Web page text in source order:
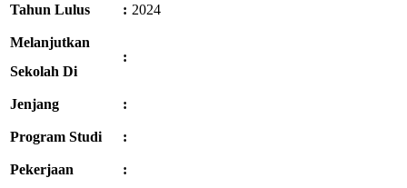
Tahun Lulus : 2024
Melanjutkan
Sekolah Di
:
Jenjang :
Program Studi :
Pekerjaan :